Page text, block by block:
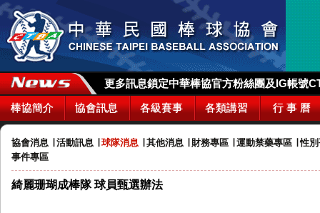
更多訊息鎖定中華棒協官方粉絲團及IG帳號
棒協簡介 協會訊息 各級賽事 各類講習 行 事 曆
協會消息 活動訊息 球隊消息 其他消息 財務專區 運動禁藥專區 ∣性
事件專區
綺麗珊瑚成棒隊 球員甄選辦法